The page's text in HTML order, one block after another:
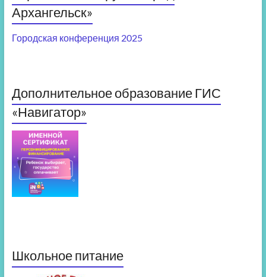
Архангельск»
Городская конференция 2025
Дополнительное образование ГИС
«Навигатор»
Школьное питание